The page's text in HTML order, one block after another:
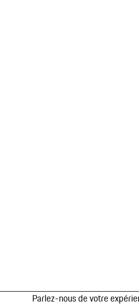
Parlez-nous de votre